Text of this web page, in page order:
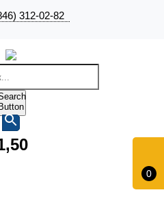
312-02-82
0
Button